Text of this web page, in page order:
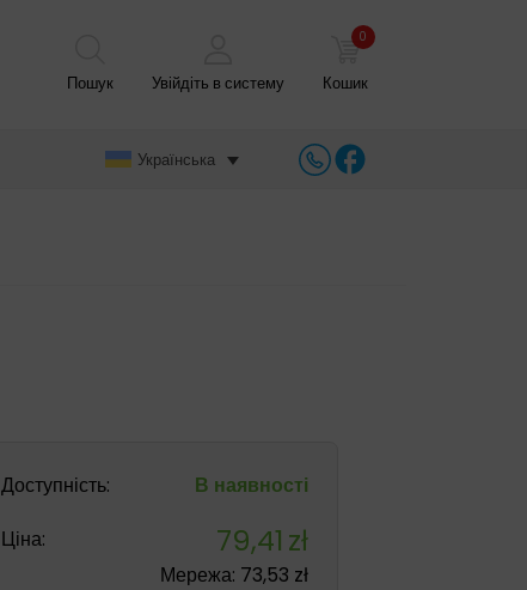
Пошук Увійдіть в систему
0
Кошик
Українська
Доступність:
В наявності
Ціна:
79,41 zł
Мережа: 73,53 zł